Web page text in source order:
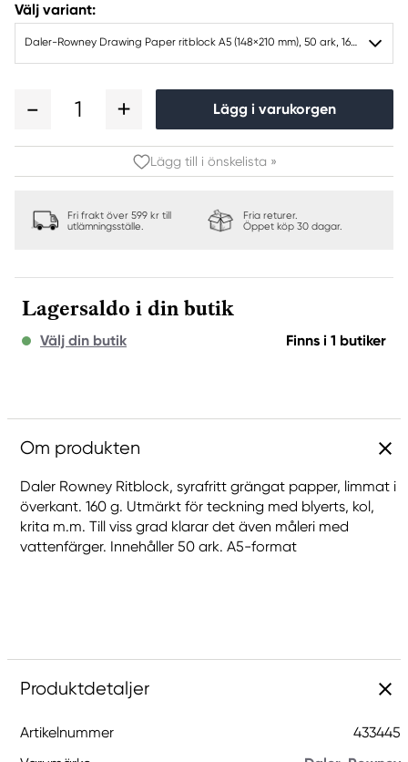
Välj variant:
Daler-Rowney Drawing Paper ritblock A5 (148×210 mm), 50 ark, 160 g/m²
1 Lägg i varukorgen
Lägg till i önskelista »
Fri frakt över 599 kr till
utlämningsställe.
Fria returer.
Öppet köp 30 dagar.
Lagersaldo i din butik
Välj din butik Finns i 1 butiker
Om produkten
Daler Rowney Ritblock, syrafritt grängat papper, limmat i
överkant. 160 g. Utmärkt för teckning med blyerts, kol,
krita m.m. Till viss grad klarar det även måleri med
vattenfärger. Innehåller 50 ark. A5-format
Produktdetaljer
Artikelnummer
433445